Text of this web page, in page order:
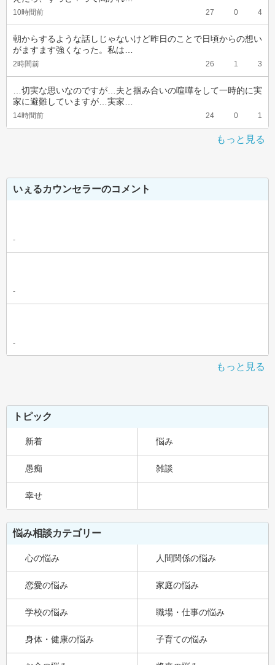
10時間前 27 0 4
朝からするような話しじゃないけど昨日のことで日頃からの想い
がますます強くなった。私は…
2時間前 26 1 3
…切実な思いなのですが…夫と掴み合いの喧嘩をして一時的に実
家に避難していますが…実家…
14時間前 24 0 1
もっと見る
いぇるカウンセラーのコメント
-
-
-
もっと見る
トピック
新着 悩み
愚痴 雑談
幸せ
悩み相談カテゴリー
心の悩み 人間関係の悩み
恋愛の悩み 家庭の悩み
学校の悩み 職場・仕事の悩み
身体・健康の悩み 子育ての悩み